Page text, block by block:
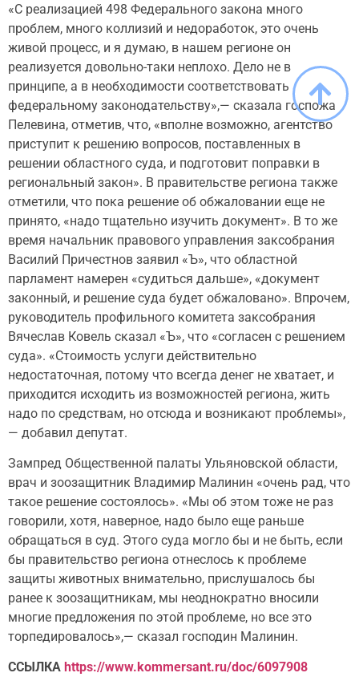
«С реализацией 498 Федерального закона много
проблем, много коллизий и недоработок, это очень
живой процесс, и я думаю, в нашем регионе он
реализуется довольно-таки неплохо. Дело не в
принципе, а в необходимости соответствовать
федеральному законодательству»,— сказала госпожа
Пелевина, отметив, что, «вполне возможно, агентство
приступит к решению вопросов, поставленных в
решении областного суда, и подготовит поправки в
региональный закон». В правительстве региона также
отметили, что пока решение об обжаловании еще не
принято, «надо тщательно изучить документ». В то же
время начальник правового управления заксобрания
Василий Причестнов заявил «Ъ», что областной
парламент намерен «судиться дальше», «документ
законный, и решение суда будет обжаловано». Впрочем,
руководитель профильного комитета заксобрания
Вячеслав Ковель сказал «Ъ», что «согласен с решением
суда». «Стоимость услуги действительно
недостаточная, потому что всегда денег не хватает, и
приходится исходить из возможностей региона, жить
надо по средствам, но отсюда и возникают проблемы»,
— добавил депутат.
Зампред Общественной палаты Ульяновской области,
врач и зоозащитник Владимир Малинин «очень рад, что
такое решение состоялось». «Мы об этом тоже не раз
говорили, хотя, наверное, надо было еще раньше
обращаться в суд. Этого суда могло бы и не быть, если
бы правительство региона отнеслось к проблеме
защиты животных внимательно, прислушалось бы
ранее к зоозащитникам, мы неоднократно вносили
многие предложения по этой проблеме, но все это
торпедировалось»,— сказал господин Малинин.
ССЫЛКА https://www.kommersant.ru/doc/6097908